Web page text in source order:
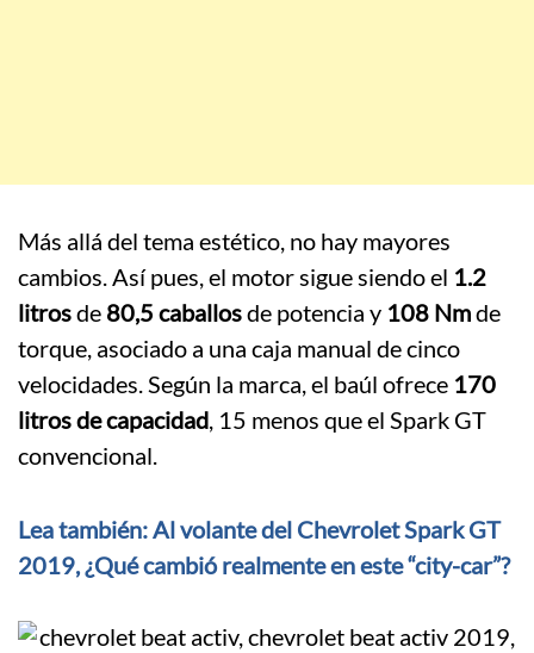
Más allá del tema estético, no hay mayores
cambios. Así pues, el motor sigue siendo el 1.2
litrosde 80,5 caballosde potencia y 108 Nmde
torque, asociado a una caja manual de cinco
velocidades. Según la marca, el baúl ofrece 170
litros de capacidad, 15 menos que el Spark GT
convencional.
Lea también: Al volante del Chevrolet Spark GT
2019, ¿Qué cambió realmente en este “city-car”?